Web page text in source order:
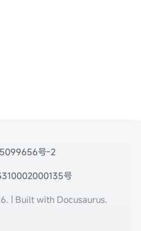
号-2
号
| Built with Docusaurus.